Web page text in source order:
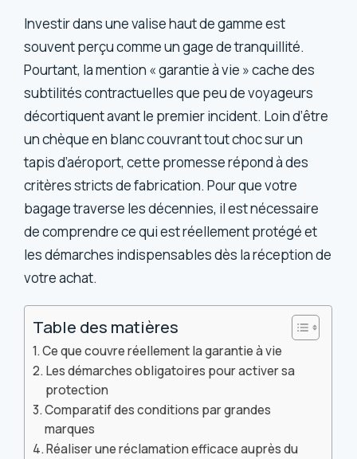
Investir dans une valise haut de gamme est
souvent perçu comme un gage de tranquillité.
Pourtant, la mention « garantie à vie » cache des
subtilités contractuelles que peu de voyageurs
décortiquent avant le premier incident. Loin d’être
un chèque en blanc couvrant tout choc sur un
tapis d’aéroport, cette promesse répond à des
critères stricts de fabrication. Pour que votre
bagage traverse les décennies, il est nécessaire
de comprendre ce qui est réellement protégé et
les démarches indispensables dès la réception de
votre achat.
Table des matières
Ce que couvre réellement la garantie à vie
Les démarches obligatoires pour activer sa
protection
Comparatif des conditions par grandes
marques
Réaliser une réclamation efficace auprès du